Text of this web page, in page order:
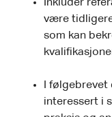
Inkluder
være
som kan
I
interessert i